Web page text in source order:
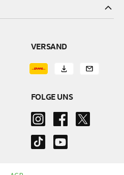
VERSAND
FOLGE UNS